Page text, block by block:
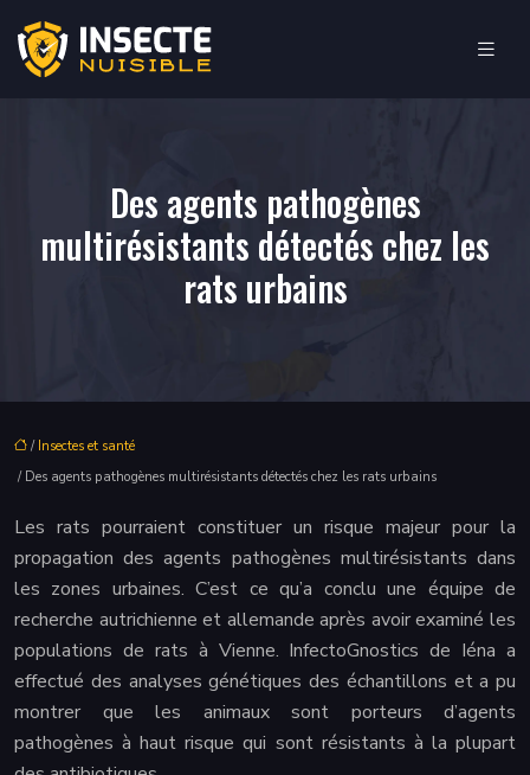
Des agents pathogènes
multirésistants détectés chez les
rats urbains
/ Insectes et santé
/ Des agents pathogènes multirésistants détectés chez les rats urbains
Les rats pourraient constituer un risque majeur pour la
propagation des agents pathogènes multirésistants dans
les zones urbaines. C’est ce qu’a conclu une équipe de
recherche autrichienne et allemande après avoir examiné les
populations de rats à Vienne. InfectoGnostics de Iéna a
effectué des analyses génétiques des échantillons et a pu
montrer que les animaux sont porteurs d’agents
pathogènes à haut risque qui sont résistants à la plupart